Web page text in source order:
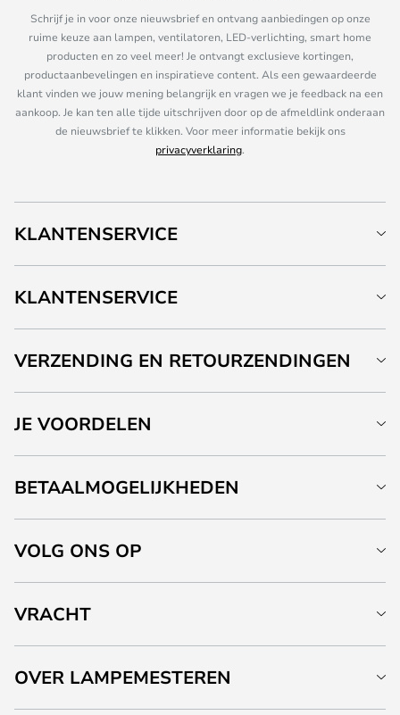
Schrijf je in voor onze nieuwsbrief en ontvang aanbiedingen op onze
ruime keuze aan lampen, ventilatoren, LED-verlichting, smart home
producten en zo veel meer! Je ontvangt exclusieve kortingen,
productaanbevelingen en inspiratieve content. Als een gewaardeerde
klant vinden we jouw mening belangrijk en vragen we je feedback na een
aankoop. Je kan ten alle tijde uitschrijven door op de afmeldlink onderaan
de nieuwsbrief te klikken. Voor meer informatie bekijk ons
privacyverklaring.
KLANTENSERVICE
KLANTENSERVICE
VERZENDING EN RETOURZENDINGEN
JE VOORDELEN
BETAALMOGELIJKHEDEN
VOLG ONS OP
VRACHT
OVER LAMPEMESTEREN